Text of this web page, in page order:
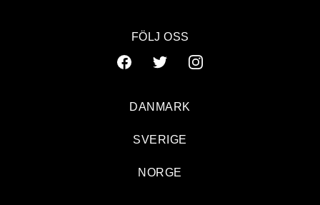
FÖLJ OSS
DANMARK
SVERIGE
NORGE